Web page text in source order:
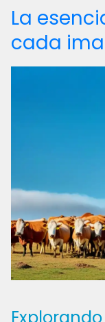
La
cada